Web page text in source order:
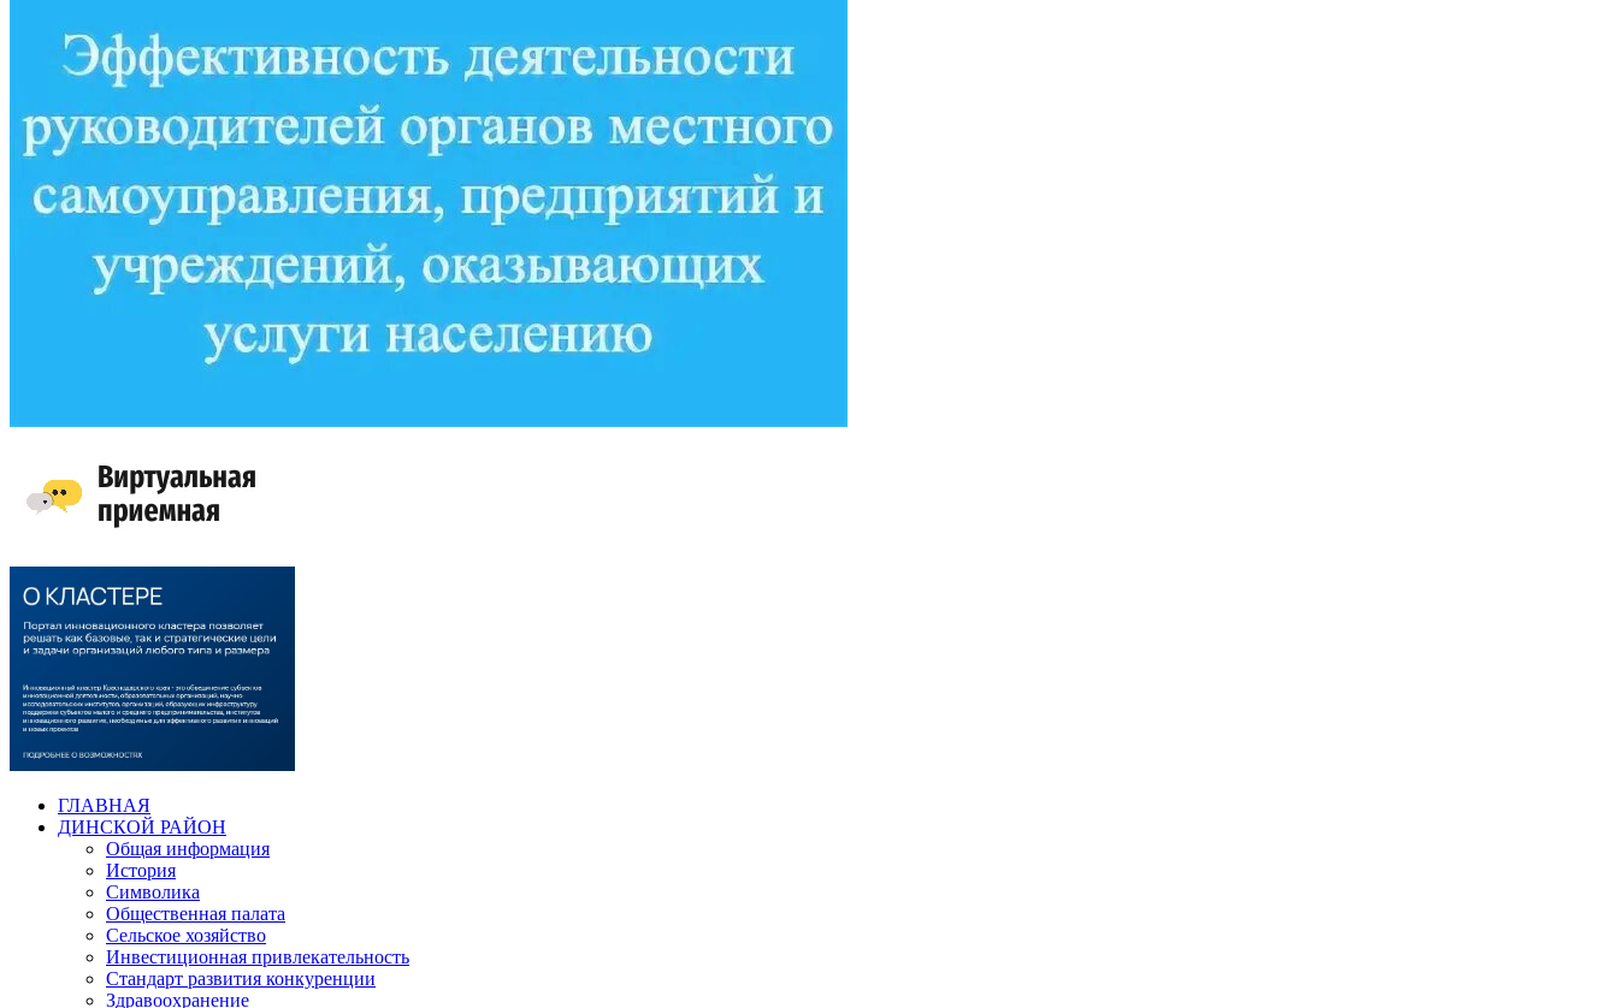
ГЛАВНАЯ
ДИНСКОЙ РАЙОН
Общая информация
История
Символика
Общественная палата
Сельское хозяйство
Инвестиционная привлекательность
Стандарт развития конкуренции
Здравоохранение